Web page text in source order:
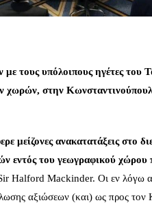
τους υπόλοιπους ηγέτες
χωρών, στην
μείζονες ανακατατάξεις στο
εντός του γεωγραφικού χώρου
Halford Mackinder. Οι εν λόγω
αξιώσεων (και) ως προς